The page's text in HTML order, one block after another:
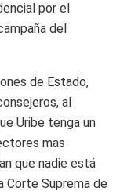
por el
del
de Estado,
al
Uribe tenga un
mas
que nadie está
Corte Suprema de